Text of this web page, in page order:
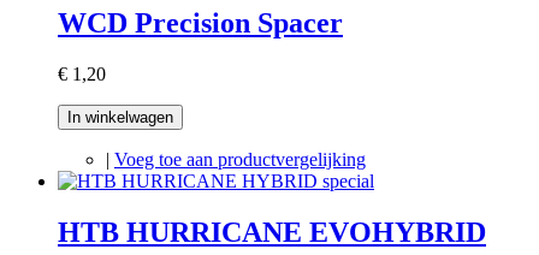
WCD Precision Spacer
€ 1,20
In winkelwagen
| Voeg toe aan productvergelijking
HTB HURRICANE EVOHYBRID